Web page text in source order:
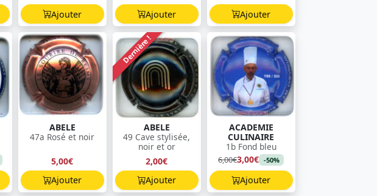
Ajouter Ajouter Ajouter
ABELE
47a Rosé et noir
5,00€
Ajouter
Dernière !
ABELE
49 Cave stylisée,
noir et or
2,00€
Ajouter
ACADEMIE
CULINAIRE
1b Fond bleu
6,00€3,00€ -50%
Ajouter